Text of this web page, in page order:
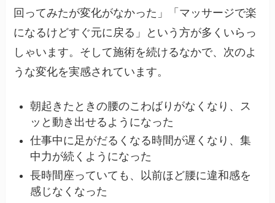
回ってみたが変化がなかった」「マッサージで楽
になるけどすぐ元に戻る」という方が多くいらっ
しゃいます。そして施術を続けるなかで、次のよ
うな変化を実感されています。
朝起きたときの腰のこわばりがなくなり、ス
ッと動き出せるようになった
仕事中に足がだるくなる時間が遅くなり、集
中力が続くようになった
長時間座っていても、以前ほど腰に違和感を
感じなくなった